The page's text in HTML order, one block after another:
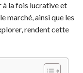
à la fois lucrative et
marché, ainsi que les
rendent cette